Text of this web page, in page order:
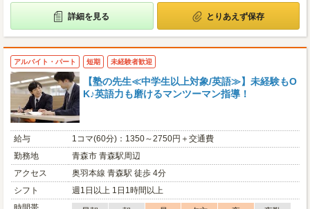
詳細を見る とりあえず保存
アルバイト・パート 短期 未経験者歓迎
【塾の先生≪中学生以上対象/英語≫】未経験もO
K♪英語力も磨けるマンツーマン指導！
給与
1コマ(60分)：1350～2750円＋交通費
勤務地
青森市 青森駅周辺
アクセス
奥羽本線 青森駅 徒歩 4分
シフト
週1日以上 1日1時間以上